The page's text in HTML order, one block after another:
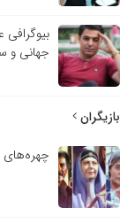
جهانی و
بازیگران
چهره‌های